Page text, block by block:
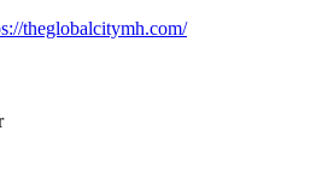
theglobalcitymh.com/